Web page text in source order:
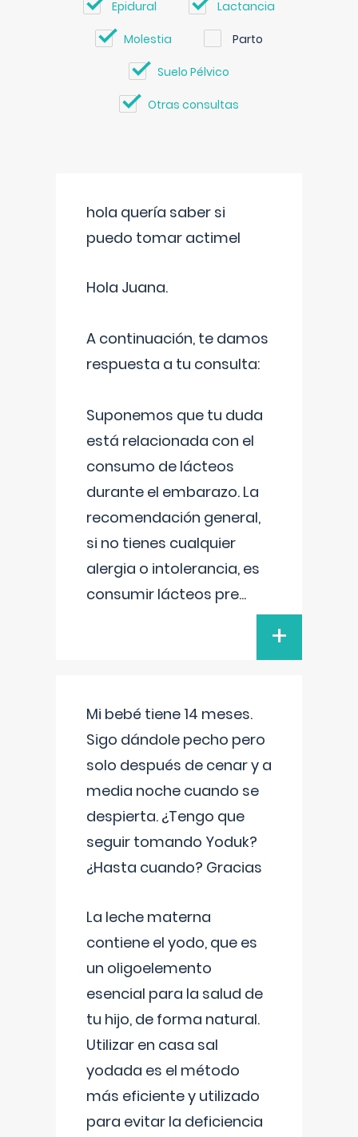
Epidural Lactancia
Molestia Parto
Suelo Pélvico
Otras consultas
hola quería saber si
puedo tomar actimel
Hola Juana.
A continuación, te damos
respuesta a tu consulta:
Suponemos que tu duda
está relacionada con el
consumo de lácteos
durante el embarazo. La
recomendación general,
si no tienes cualquier
alergia o intolerancia, es
consumir lácteos pre...
+
Mi bebé tiene 14 meses.
Sigo dándole pecho pero
solo después de cenar y a
media noche cuando se
despierta. ¿Tengo que
seguir tomando Yoduk?
¿Hasta cuando? Gracias
La leche materna
contiene el yodo, que es
un oligoelemento
esencial para la salud de
tu hijo, de forma natural.
Utilizar en casa sal
yodada es el método
más eficiente y utilizado
para evitar la deficiencia